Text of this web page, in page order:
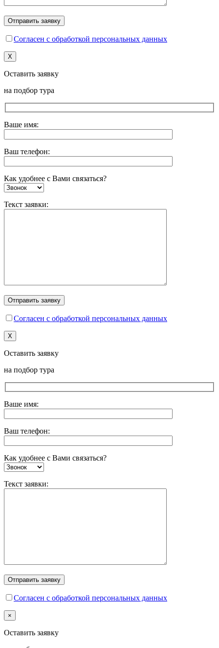
Согласен с обработкой персональных данных
X
Оставить заявку
на подбор тура
Ваше имя:
Ваш телефон:
Как удобнее с Вами связаться?
Текст заявки:
Согласен с обработкой персональных данных
X
Оставить заявку
на подбор тура
Ваше имя:
Ваш телефон:
Как удобнее с Вами связаться?
Текст заявки:
Согласен с обработкой персональных данных
×
Оставить заявку